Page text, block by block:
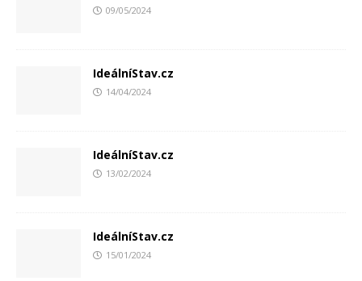
09/05/2024
IdeálníStav.cz
14/04/2024
IdeálníStav.cz
13/02/2024
IdeálníStav.cz
15/01/2024